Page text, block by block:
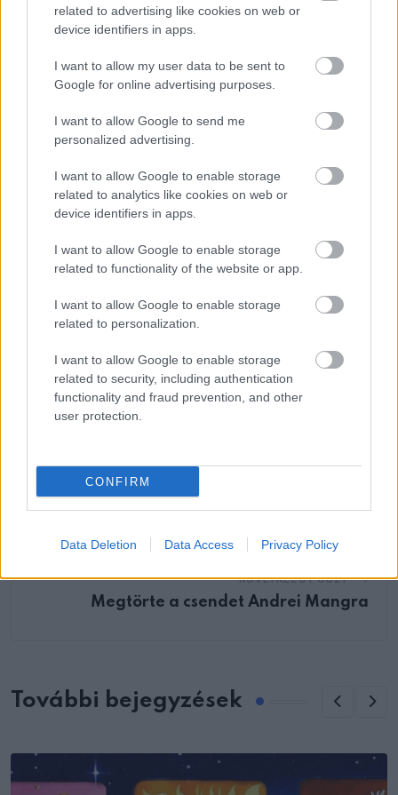
related to advertising like cookies on web or
device identifiers in apps.
I want to allow my user data to be sent to
Google for online advertising purposes.
I want to allow Google to send me
personalized advertising.
I want to allow Google to enable storage
related to analytics like cookies on web or
device identifiers in apps.
I want to allow Google to enable storage
related to functionality of the website or app.
I want to allow Google to enable storage
related to personalization.
I want to allow Google to enable storage
related to security, including authentication
functionality and fraud prevention, and other
user protection.
CONFIRM
Data Deletion Data Access Privacy Policy
Oszd meg ezt a posztot:
WhatsappRedditShare
via
ELŐZŐ POSZT
KÖVETKEZŐ POSZT
Megtörte a csendet Andrei Mangra
További bejegyzések